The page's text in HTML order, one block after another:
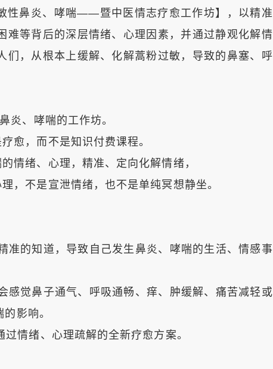
鼻炎、哮喘——暨中医情志疗愈工作坊】，以精准
等背后的深层情绪、心理因素，并通过静观化解情
，从根本上缓解、化解蒿粉过敏，导致的鼻塞、呼
、哮喘的工作坊。
，而不是知识付费课程。
绪、心理，精准、定向化解情绪，
不是宣泄情绪，也不是单纯冥想静坐。
知道，导致自己发生鼻炎、哮喘的生活、情感事
鼻子通气、呼吸通畅、痒、肿缓解、痛苦减轻或
影响。
绪、心理疏解的全新疗愈方案。